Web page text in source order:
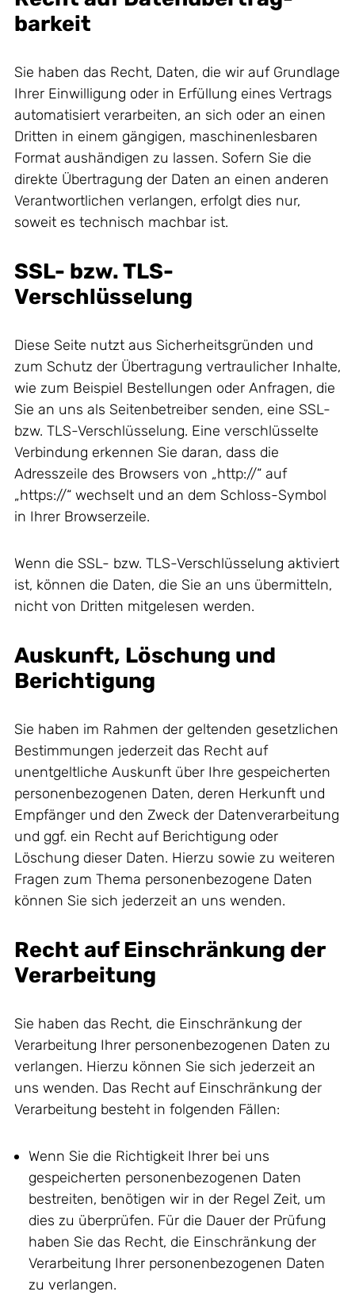
barkeit
Sie haben das Recht, Daten, die wir auf Grundlage
Ihrer Einwilligung oder in Erfüllung eines Vertrags
automatisiert verarbeiten, an sich oder an einen
Dritten in einem gängigen, maschinenlesbaren
Format aushändigen zu lassen. Sofern Sie die
direkte Übertragung der Daten an einen anderen
Verantwortlichen verlangen, erfolgt dies nur,
soweit es technisch machbar ist.
SSL- bzw. TLS-
Verschlüsselung
Diese Seite nutzt aus Sicherheitsgründen und
zum Schutz der Übertragung vertraulicher Inhalte,
wie zum Beispiel Bestellungen oder Anfragen, die
Sie an uns als Seitenbetreiber senden, eine SSL-
bzw. TLS-Verschlüsselung. Eine verschlüsselte
Verbindung erkennen Sie daran, dass die
Adresszeile des Browsers von „http://“ auf
„https://“ wechselt und an dem Schloss-Symbol
in Ihrer Browserzeile.
Wenn die SSL- bzw. TLS-Verschlüsselung aktiviert
ist, können die Daten, die Sie an uns übermitteln,
nicht von Dritten mitgelesen werden.
Auskunft, Löschung und
Berichtigung
Sie haben im Rahmen der geltenden gesetzlichen
Bestimmungen jederzeit das Recht auf
unentgeltliche Auskunft über Ihre gespeicherten
personenbezogenen Daten, deren Herkunft und
Empfänger und den Zweck der Datenverarbeitung
und ggf. ein Recht auf Berichtigung oder
Löschung dieser Daten. Hierzu sowie zu weiteren
Fragen zum Thema personenbezogene Daten
können Sie sich jederzeit an uns wenden.
Recht auf Einschränkung der
Verarbeitung
Sie haben das Recht, die Einschränkung der
Verarbeitung Ihrer personenbezogenen Daten zu
verlangen. Hierzu können Sie sich jederzeit an
uns wenden. Das Recht auf Einschränkung der
Verarbeitung besteht in folgenden Fällen:
Wenn Sie die Richtigkeit Ihrer bei uns
gespeicherten personenbezogenen Daten
bestreiten, benötigen wir in der Regel Zeit, um
dies zu überprüfen. Für die Dauer der Prüfung
haben Sie das Recht, die Einschränkung der
Verarbeitung Ihrer personenbezogenen Daten
zu verlangen.